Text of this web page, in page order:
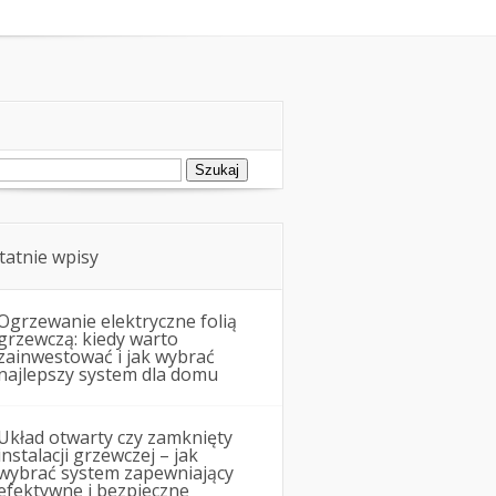
wpisy
elektryczne folią
kiedy warto
i jak wybrać
system dla domu
otwarty czy zamknięty
grzewczej – jak
system zapewniający
i bezpieczne